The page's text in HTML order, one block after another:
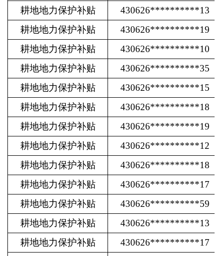
耕地地力保护补贴
430626**********13
耕地地力保护补贴
430626**********19
耕地地力保护补贴
430626**********10
耕地地力保护补贴
430626**********35
耕地地力保护补贴
430626**********15
耕地地力保护补贴
430626**********18
耕地地力保护补贴
430626**********19
耕地地力保护补贴
430626**********12
耕地地力保护补贴
430626**********18
耕地地力保护补贴
430626**********17
耕地地力保护补贴
430626**********59
耕地地力保护补贴
430626**********13
耕地地力保护补贴
430626**********17